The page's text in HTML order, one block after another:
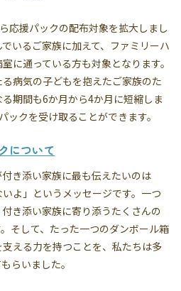
応援パックの配布対象を拡大しまし
いるご家族に加えて、ファミリーハ
に通っている方も対象となります。
病気の子どもを抱えたご家族のた
期間も6か月から4か月に短縮しま
ックを受け取ることができます。
について
き添い家族に最も伝えたいのは
いよ」というメッセージです。一つ
き添い家族に寄り添うたくさんの
そして、たった一つのダンボール箱
える力を持つことを、私たちは多
らいました。